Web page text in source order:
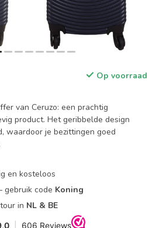
Op voorraad
van Ceruzo: een prachtig
product. Het geribbelde design
waardoor je bezittingen goed
en kosteloos
gebruik code Koning
in NL & BE